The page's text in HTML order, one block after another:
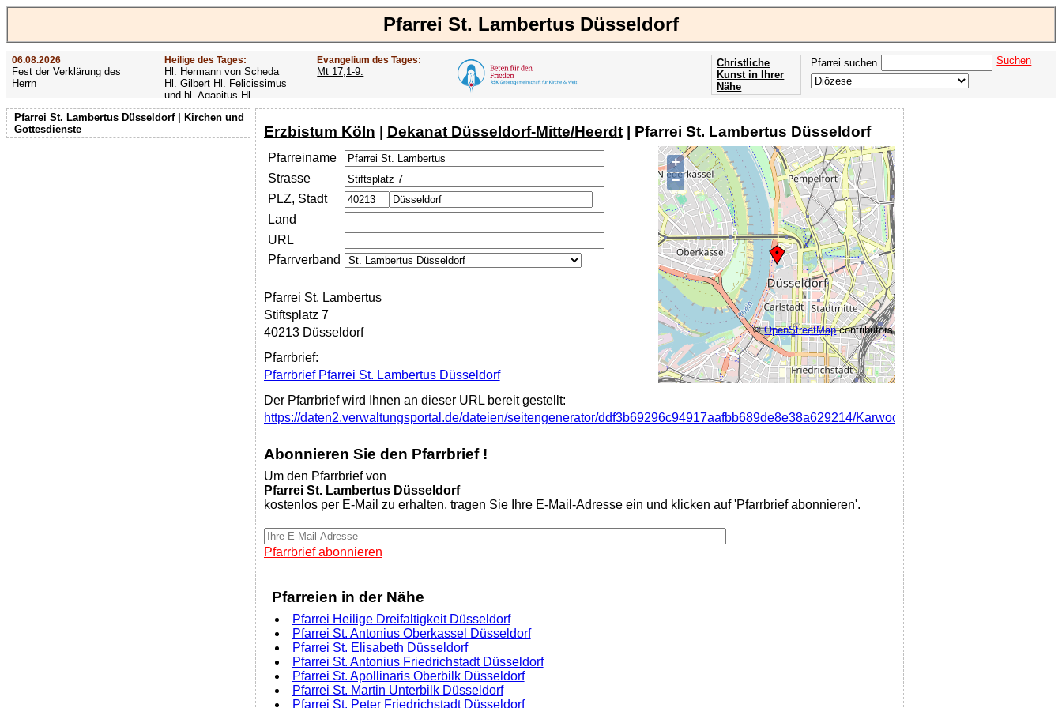
Pfarrei St. Lambertus Düsseldorf
06.08.2026
Fest der Verklärung des
Herrn
Heilige des Tages:
Hl. Hermann von Scheda
Hl. Gilbert Hl. Felicissimus
und hl. Agapitus Hl.
Gezelinus (Gozelin)
Evangelium des Tages:
Mt 17,1-9.
Pfarrei suchen Suchen
Christliche
Kunst in Ihrer
Nähe
Pfarrei St. Lambertus Düsseldorf | Kirchen und
Gottesdienste
Erzbistum Köln | Dekanat Düsseldorf-Mitte/Heerdt| Pfarrei St. Lambertus Düsseldorf
+
−
©OpenStreetMapcontributors
Pfarreiname
Strasse
PLZ, Stadt
Land
URL
Pfarrverband
Pfarrei St. Lambertus
Stiftsplatz 7
40213 Düsseldorf
Pfarrbrief:
Pfarrbrief Pfarrei St. Lambertus Düsseldorf
Der Pfarrbrief wird Ihnen an dieser URL bereit gestellt:
https://daten2.verwaltungsportal.de/dateien/seitengenerator/ddf3b69296c94917aafbb689de8e38a629214/
Abonnieren Sie den Pfarrbrief !
Um den Pfarrbrief von
Pfarrei St. Lambertus Düsseldorf
kostenlos per E-Mail zu erhalten, tragen Sie Ihre E-Mail-Adresse ein und klicken auf 'Pfarrbrief abonnieren'.
Pfarrbrief abonnieren
Pfarreien in der Nähe
Pfarrei Heilige Dreifaltigkeit Düsseldorf
Pfarrei St. Antonius Oberkassel Düsseldorf
Pfarrei St. Elisabeth Düsseldorf
Pfarrei St. Antonius Friedrichstadt Düsseldorf
Pfarrei St. Apollinaris Oberbilk Düsseldorf
Pfarrei St. Martin Unterbilk Düsseldorf
Pfarrei St. Peter Friedrichstadt Düsseldorf